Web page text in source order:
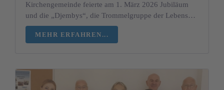
Kirchengemeinde feierte am 1. März 2026 Jubiläum
und die „Djembys“, die Trommelgruppe der Lebens…
MEHR ERFAHREN...